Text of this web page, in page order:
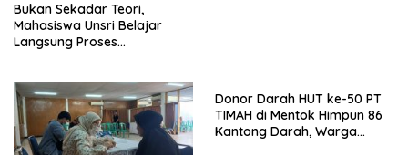
Bukan Sekadar Teori,
Mahasiswa Unsri Belajar
Langsung Proses
Donor Darah HUT ke-50 PT
TIMAH di Mentok Himpun 86
Kantong Darah, Warga